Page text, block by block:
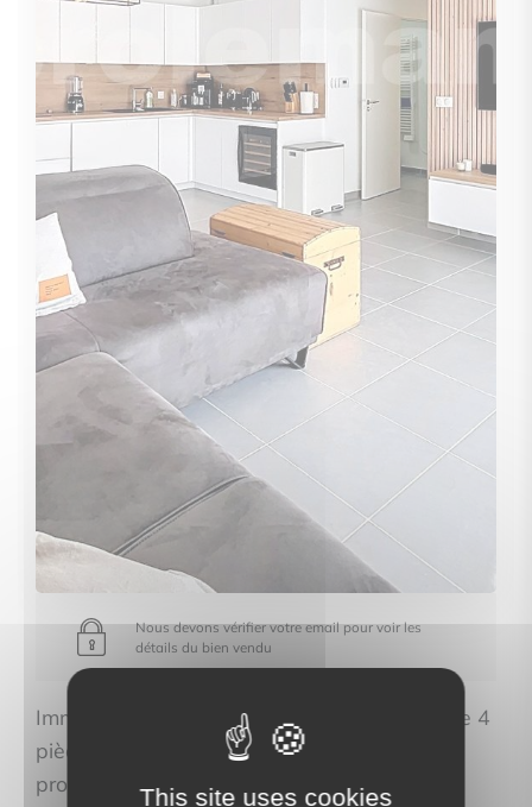
Nous devons vérifier votre email pour voir les
détails du bien vendu
Immo Proléman propose cet appartement de 4
pièces à AMANCY au prix de
property.price_hidden. Découvrez les
This site uses cookies